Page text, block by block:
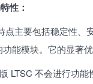
性：
点主要包括稳定性
能模块。它的显著
LTSC 不会进行功